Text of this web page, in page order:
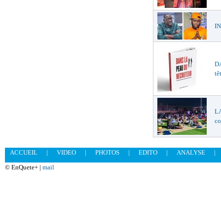
ACCUEIL | VIDEO | PHOTOS | EDITO | ANALYSE
|
© EnQuete+ | mail